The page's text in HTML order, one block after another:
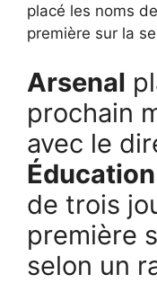
placé les noms
première sur la
Arsenal
prochain
avec le
Éducation
de trois
première
selon un